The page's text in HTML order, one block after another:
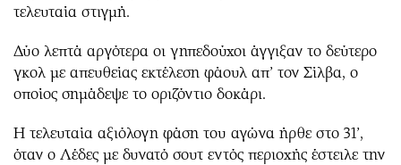
τελευταία στιγμή.
Δύο λεπτά αργότερα οι γηπεδούχοι άγγιξαν το δεύτερο
γκολ με απευθείας εκτέλεση φάουλ απ’ τον Σίλβα, ο
οποίος σημάδεψε το οριζόντιο δοκάρι.
Η τελευταία αξιόλογη φάση του αγώνα ήρθε στο 31’,
όταν ο Λέδες με δυνατό σουτ εντός περιοχής έστειλε την